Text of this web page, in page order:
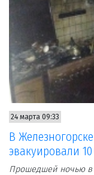
24 марта 09:33
В
эвакуировали
Прошедшей ночью в